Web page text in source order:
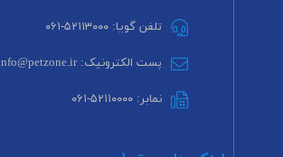
تلفن گویا: ۵۲۱۱۳۰۰۰-۰۶۱
پست الکترونیک: info@petzone.ir
نمابر: ۵۲۱۱۰۰۰۰-۰۶۱